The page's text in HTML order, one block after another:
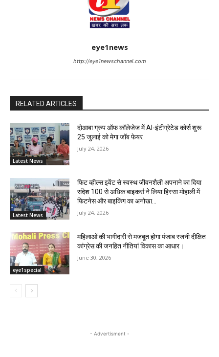
eye1news
http://eye1newschannel.com
RELATED ARTICLES
Latest News
दोआबा ग्रुप ऑफ कॉलेजेज में AI-इंटीग्रेटेड कोर्स शुरू
25 जुलाई को मेगा जॉब फेयर
July 24, 2026
Latest News
फिट व्हील्स इवेंट से स्वस्थ जीवनशैली अपनाने का दिया
संदेश 100 से अधिक बाइकर्स ने लिया हिस्सा मोहाली में
फिटनेस और बाइकिंग का अनोखा...
July 24, 2026
eye1special
महिलाओं की भागीदारी से मजबूत होगा पंजाब रजनी दीक्षित
कांग्रेस की जनहित नीतियां विकास का आधार।
June 30, 2026
- Advertisment -